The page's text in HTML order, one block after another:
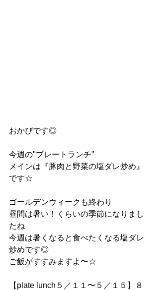
おかぴです◎
今週の"プレートランチ"
メインは『豚肉と野菜の塩ダレ炒め』
です☆
ゴールデンウィークも終わり
昼間は暑い！くらいの季節になりまし
たね
今週は暑くなると食べたくなる塩ダレ
炒めです◎
ご飯がすすみますよ〜☆
【plate lunch５／１１〜５／１５】８